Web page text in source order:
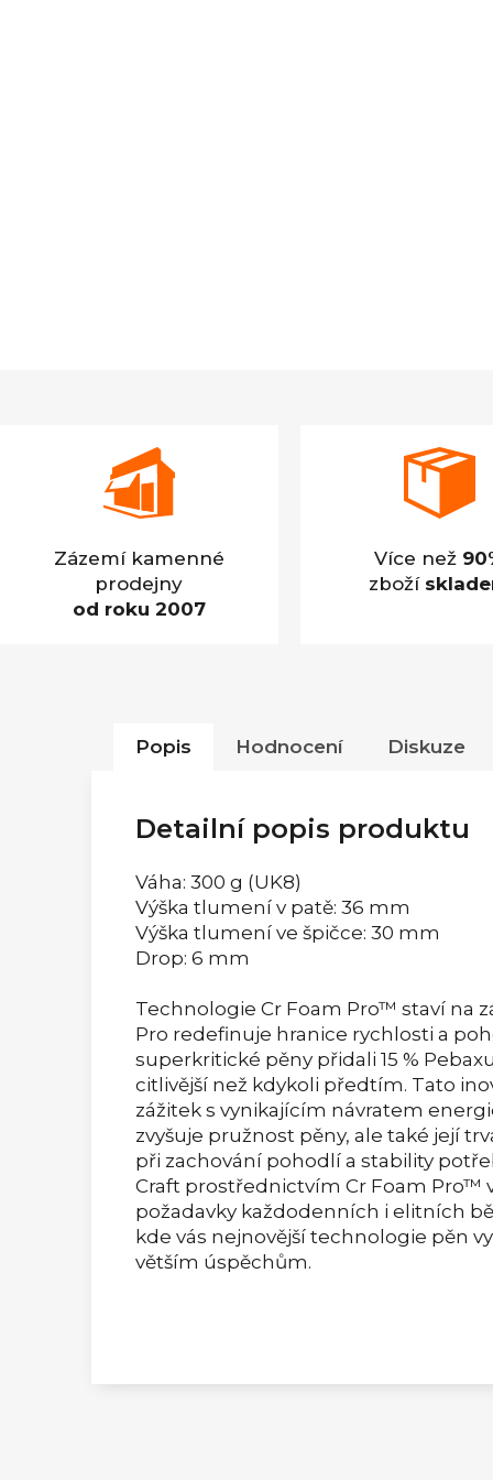
Zázemí kamenné
prodejny
od roku 2007
Více než
zboží
Popis Hodnocení Diskuze
Detailní popis produktu
Váha: 300 g (UK8)
Výška tlumení v patě: 36 mm
Výška tlumení ve špičce: 30 mm
Drop: 6 mm
Technologie Cr Foam Pro™ staví na
Pro redefinuje hranice rychlosti a
superkritické pěny přidali 15 %
citlivější než kdykoli předtím. Tato
zážitek s vynikajícím návratem
zvyšuje pružnost pěny, ale také její
při zachování pohodlí a stability
Craft prostřednictvím Cr Foam Pro™
požadavky každodenních i elitních
kde vás nejnovější technologie pěn
větším úspěchům.